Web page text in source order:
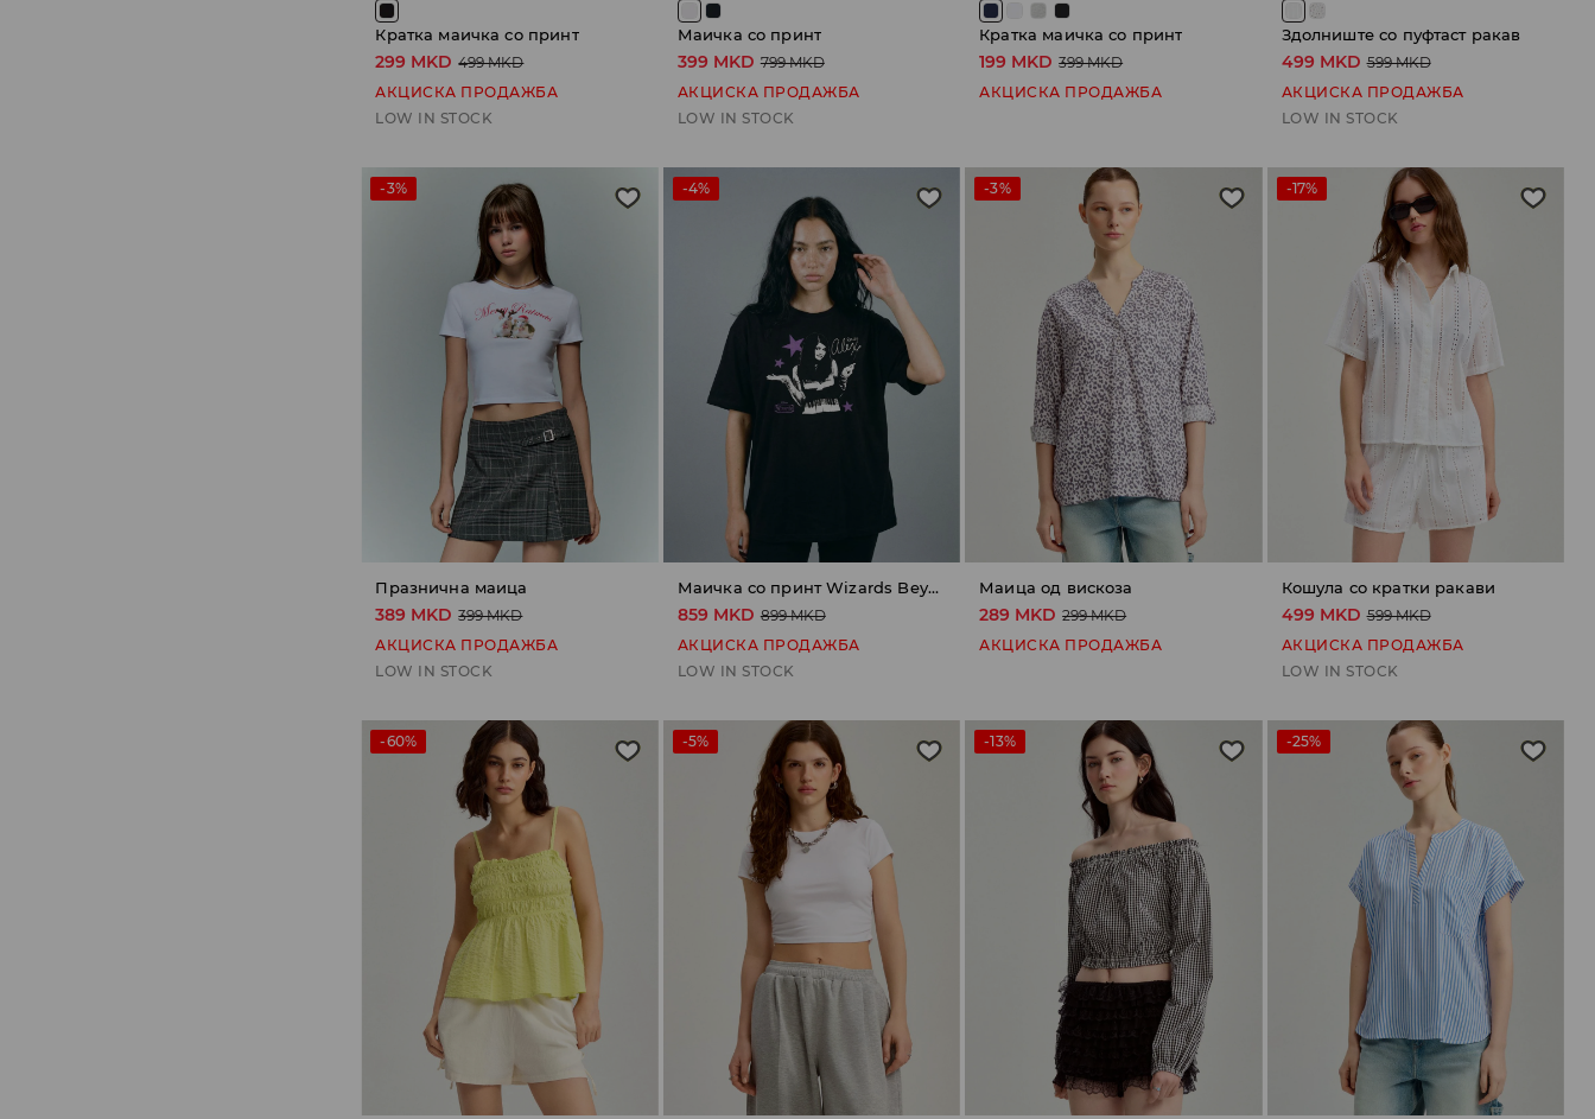
Кратка маичка со принт
299 MKD 499 MKD
АКЦИСКА ПРОДАЖБА
LOW IN STOCK
Маичка со принт
399 MKD 799 MKD
АКЦИСКА ПРОДАЖБА
LOW IN STOCK
Кратка маичка со принт
199 MKD 399 MKD
АКЦИСКА ПРОДАЖБА
Здолниште со пуфтаст ракав
499 MKD 599 MKD
АКЦИСКА ПРОДАЖБА
LOW IN STOCK
-3%
Празнична маица
389 MKD 399 MKD
АКЦИСКА ПРОДАЖБА
LOW IN STOCK
-4%
Маичка со принт Wizards Beyond Waverly Place
859 MKD 899 MKD
АКЦИСКА ПРОДАЖБА
LOW IN STOCK
-3%
Маица од вискоза
289 MKD 299 MKD
АКЦИСКА ПРОДАЖБА
-17%
Кошула со кратки ракави
499 MKD 599 MKD
АКЦИСКА ПРОДАЖБА
LOW IN STOCK
-60% -5% -13% -25%